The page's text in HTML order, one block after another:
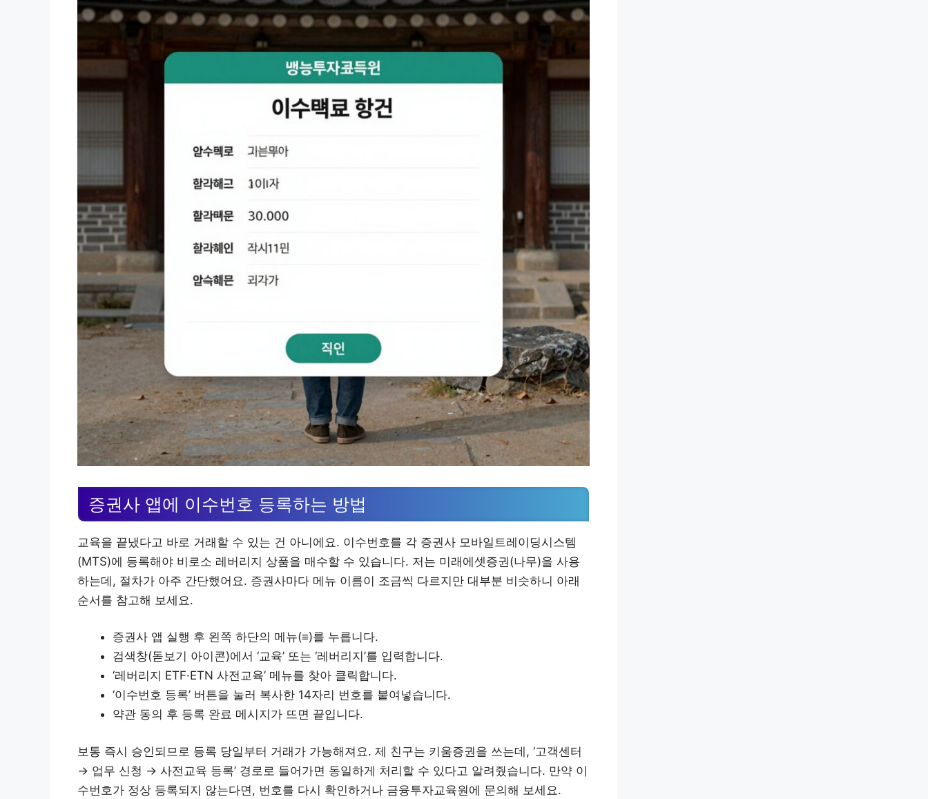
증권사 앱에 이수번호 등록하는 방법
교육을 끝냈다고 바로 거래할 수 있는 건 아니에요. 이수번호를 각 증권사 모바일트레이딩시스템
(MTS)에 등록해야 비로소 레버리지 상품을 매수할 수 있습니다. 저는 미래에셋증권(나무)을 사용
하는데, 절차가 아주 간단했어요. 증권사마다 메뉴 이름이 조금씩 다르지만 대부분 비슷하니 아래
순서를 참고해 보세요.
증권사 앱 실행 후 왼쪽 하단의 메뉴(≡)를 누릅니다.
검색창(돋보기 아이콘)에서 ‘교육’ 또는 ‘레버리지’를 입력합니다.
‘레버리지 ETF·ETN 사전교육’ 메뉴를 찾아 클릭합니다.
‘이수번호 등록’ 버튼을 눌러 복사한 14자리 번호를 붙여넣습니다.
약관 동의 후 등록 완료 메시지가 뜨면 끝입니다.
보통 즉시 승인되므로 등록 당일부터 거래가 가능해져요. 제 친구는 키움증권을 쓰는데, ‘고객센터
→ 업무 신청 → 사전교육 등록’ 경로로 들어가면 동일하게 처리할 수 있다고 알려줬습니다. 만약 이
수번호가 정상 등록되지 않는다면, 번호를 다시 확인하거나 금융투자교육원에 문의해 보세요.